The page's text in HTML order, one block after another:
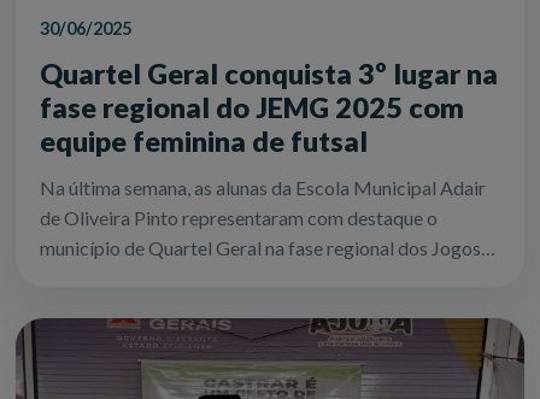
30/06/2025
Quartel Geral conquista 3º lugar na
fase regional do JEMG 2025 com
equipe feminina de futsal
Na última semana, as alunas da Escola Municipal Adair
de Oliveira Pinto representaram com destaque o
município de Quartel Geral na fase regional dos Jogos